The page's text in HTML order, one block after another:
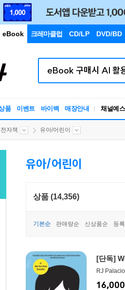
eBook 크레마클럽 CD/LP DVD/BD
품 이벤트 바이백 매장안내 채널예스
자책 유아/어린이
유아/어린이
상품 (14,356)
기본순 판매량순 신상품순 등
[단독]
RJ Palacio
16,000